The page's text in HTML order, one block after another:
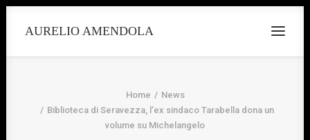
AURELIO AMENDOLA
Home
News
Biblioteca di Seravezza, l’ex sindaco Tarabella dona un
volume su Michelangelo